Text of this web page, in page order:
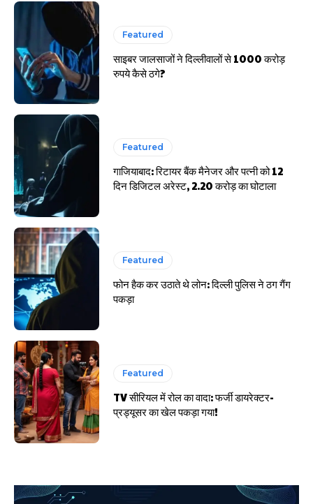
Featured
साइबर जालसाजों ने दिल्लीवालों से 1000 करोड़
रुपये कैसे ठगे?
Featured
गाजियाबाद: रिटायर बैंक मैनेजर और पत्नी को 12
दिन डिजिटल अरेस्ट, 2.20 करोड़ का घोटाला
Featured
फोन हैक कर उठाते थे लोन: दिल्ली पुलिस ने ठग गैंग
पकड़ा
Featured
TV सीरियल में रोल का वादा: फर्जी डायरेक्टर-
प्रड्यूसर का खेल पकड़ा गया!